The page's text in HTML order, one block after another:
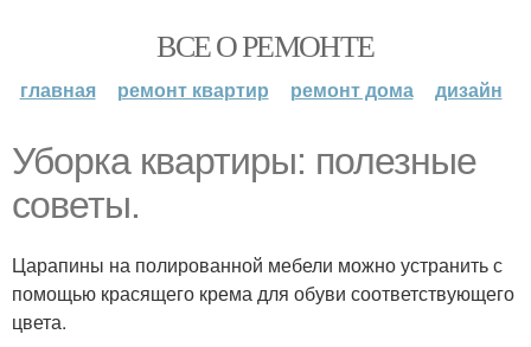
ВСЕ О РЕМОНТЕ
главная ремонт квартир ремонт дома дизайн
Уборка квартиры: полезные
советы.
Царапины на полированной мебели можно устранить с
помощью красящего крема для обуви соответствующего
цвета.